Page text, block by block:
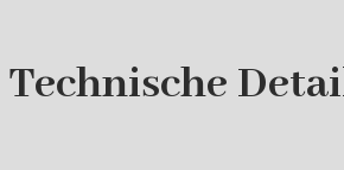
Technische